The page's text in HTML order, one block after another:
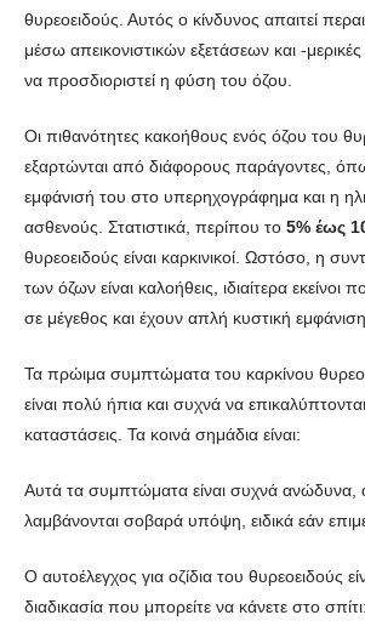
θυρεοειδούς. Αυτός ο κίνδυνος απαιτεί
μέσω απεικονιστικών εξετάσεων και -
να προσδιοριστεί η φύση του όζου.
Οι πιθανότητες κακοήθους ενός όζου του
εξαρτώνται από διάφορους παράγοντες,
εμφάνισή του στο υπερηχογράφημα και η
ασθενούς. Στατιστικά, περίπου το 5% έως
θυρεοειδούς είναι καρκινικοί. Ωστόσο, η
των όζων είναι καλοήθεις, ιδιαίτερα εκείνοι
σε μέγεθος και έχουν απλή κυστική εμφάνιση.
Τα πρώιμα συμπτώματα του καρκίνου
είναι πολύ ήπια και συχνά να
καταστάσεις. Τα κοινά σημάδια είναι:
Αυτά τα συμπτώματα είναι συχνά ανώδυνα,
λαμβάνονται σοβαρά υπόψη, ειδικά εάν
Ο αυτοέλεγχος για οζίδια του θυρεοειδούς
διαδικασία που μπορείτε να κάνετε στο σπίτι: